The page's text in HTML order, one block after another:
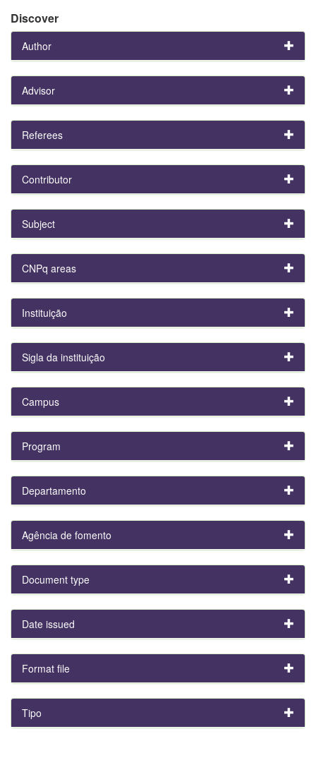
Discover
Author
Advisor
Referees
Contributor
Subject
CNPq areas
Instituição
Sigla da instituição
Campus
Program
Departamento
Agência de fomento
Document type
Date issued
Format file
Tipo